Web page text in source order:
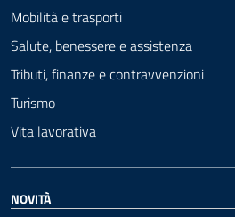
Mobilità e trasporti
Salute, benessere e assistenza
Tributi, finanze e contravvenzioni
Turismo
Vita lavorativa
NOVITÀ